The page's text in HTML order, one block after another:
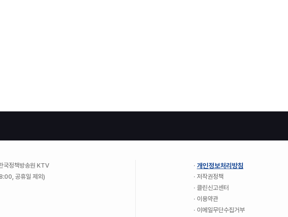
국정책방송원 KTV
공휴일 제외)
개인정보처리방침
저작권정책
클린신고센터
이용약관
이메일무단수집거부